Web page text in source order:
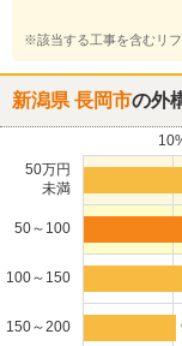
※該当する工事を含むリ
新潟県 長岡市の外
50万円
未満
50～100
100～150
150～200